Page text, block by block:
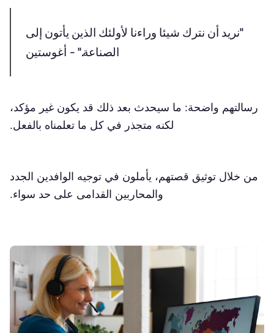
"نريد أن نترك شيئا وراءنا لأولئك الذين يأتون إلى
الصناعة." - أغوستين
رسالتهم واضحة: ما سيحدث بعد ذلك قد يكون غير مؤكد،
لكنه متجذر في كل ما تعلمناه بالفعل.
من خلال توثيق قصتهم، يأملون في توجيه الوافدين الجدد
والمحاربين القدامى على حد سواء.